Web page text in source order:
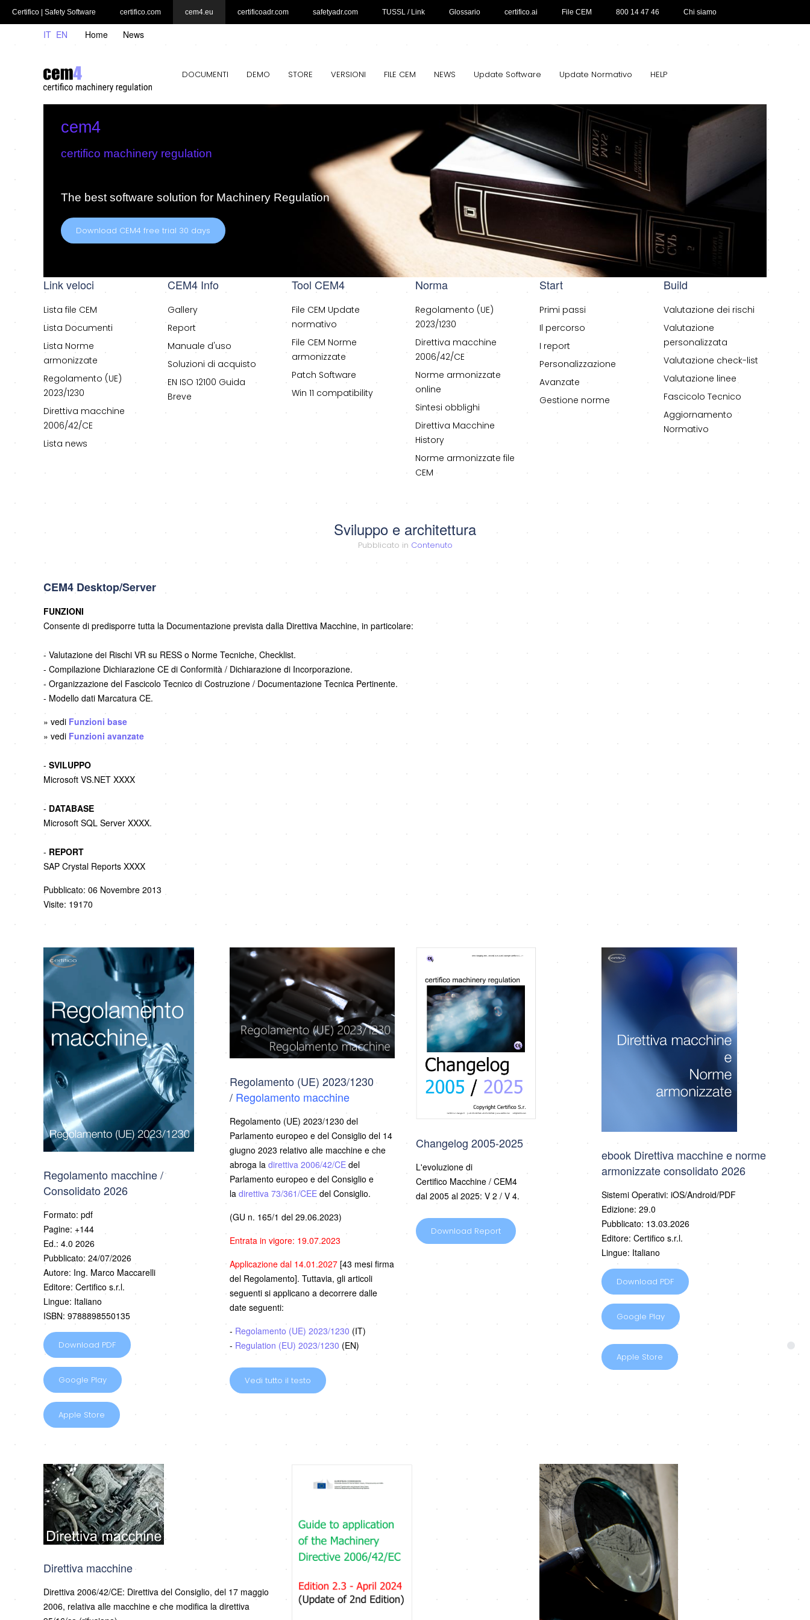
Certifico | Safety Software certifico.com cem4.eu certificoadr.com safetyadr.com TUSSL / Link Glossario certifico.ai File CEM 800 14 47 46 Chi siamo
IT EN Home News
DOCUMENTI DEMO STORE VERSIONI FILE CEM NEWS Update Software Update Normativo HELP
cem4
certifico machinery regulation
The best software solution for Machinery Regulation
Download CEM4 free trial 30 days
Link veloci
Lista file CEM
Lista Documenti
Lista Norme
armonizzate
Regolamento (UE)
2023/1230
Direttiva macchine
2006/42/CE
Lista news
CEM4 Info
Gallery
Report
Manuale d'uso
Soluzioni di acquisto
EN ISO 12100 Guida
Breve
Tool CEM4
File CEM Update
normativo
File CEM Norme
armonizzate
Patch Software
Win 11 compatibility
Norma
Regolamento (UE)
2023/1230
Direttiva macchine
2006/42/CE
Norme armonizzate
online
Sintesi obblighi
Direttiva Macchine
History
Norme armonizzate file
CEM
Start
Primi passi
Il percorso
I report
Personalizzazione
Avanzate
Gestione norme
Build
Valutazione dei rischi
Valutazione
personalizzata
Valutazione check-list
Valutazione linee
Fascicolo Tecnico
Aggiornamento
Normativo
Sviluppo e architettura
Pubblicato in Contenuto
CEM4 Desktop/Server
FUNZIONI
Consente di predisporre tutta la Documentazione prevista dalla Direttiva Macchine, in particolare:
- Valutazione dei Rischi VR su RESS o Norme Tecniche, Checklist.
- Compilazione Dichiarazione CE di Conformità / Dichiarazione di Incorporazione.
- Organizzazione del Fascicolo Tecnico di Costruzione / Documentazione Tecnica Pertinente.
- Modello dati Marcatura CE.
» vedi Funzioni base
» vedi Funzioni avanzate
- SVILUPPO
Microsoft VS.NET XXXX
- DATABASE
Microsoft SQL Server XXXX.
- REPORT
SAP Crystal Reports XXXX
Pubblicato: 06 Novembre 2013
Visite: 19170
Regolamento macchine /
Consolidato 2026
Formato: pdf
Pagine: +144
Ed.: 4.0 2026
Pubblicato: 24/07/2026
Autore: Ing. Marco Maccarelli
Editore: Certifico s.r.l.
Lingue: Italiano
ISBN: 9788898550135
Download PDF
Google Play
Apple Store
Regolamento (UE) 2023/1230
/ Regolamento macchine
Regolamento (UE) 2023/1230 del
Parlamento europeo e del Consiglio del 14
giugno 2023 relativo alle macchine e che
abroga la direttiva 2006/42/CEdel
Parlamento europeo e del Consiglio e
la direttiva 73/361/CEEdel Consiglio.
(GU n. 165/1 del 29.06.2023)
Entrata in vigore: 19.07.2023
Applicazione dal 14.01.2027 [43 mesi firma
del Regolamento]. Tuttavia, gli articoli
seguenti si applicano a decorrere dalle
date seguenti:
- Regolamento (UE) 2023/1230 (IT)
- Regulation (EU) 2023/1230 (EN)
Vedi tutto il testo
Changelog 2005-2025
L'evoluzione di
Certifico Macchine / CEM4
dal 2005 al 2025: V 2 / V 4.
Download Report
ebook Direttiva macchine e norme
armonizzate consolidato 2026
Sistemi Operativi: iOS/Android/PDF
Edizione: 29.0
Pubblicato: 13.03.2026
Editore: Certifico s.r.l.
Lingue: Italiano
Download PDF
Google Play
Apple Store
Direttiva macchine
Direttiva 2006/42/CE: Direttiva del Consiglio, del 17 maggio
2006, relativa alle macchine e che modifica la direttiva